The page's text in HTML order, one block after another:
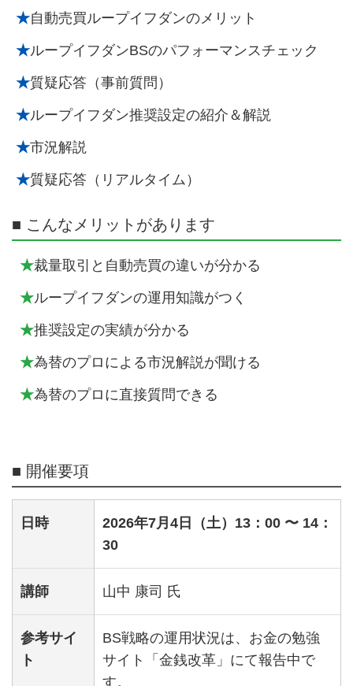
★自動売買ループイフダンのメリット
★ループイフダンBSのパフォーマンスチェック
★質疑応答（事前質問）
★ループイフダン推奨設定の紹介＆解説
★市況解説
★質疑応答（リアルタイム）
■ こんなメリットがあります
★裁量取引と自動売買の違いが分かる
★ループイフダンの運用知識がつく
★推奨設定の実績が分かる
★為替のプロによる市況解説が聞ける
★為替のプロに直接質問できる
■ 開催要項
日時
2026年7月4日（土）13：00 〜 14：
30
講師 山中 康司 氏
参考サイ
ト
BS戦略の運用状況は、お金の勉強
サイト「金銭改革」にて報告中で
す。